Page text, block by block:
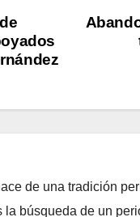
de una tradición
búsqueda de un